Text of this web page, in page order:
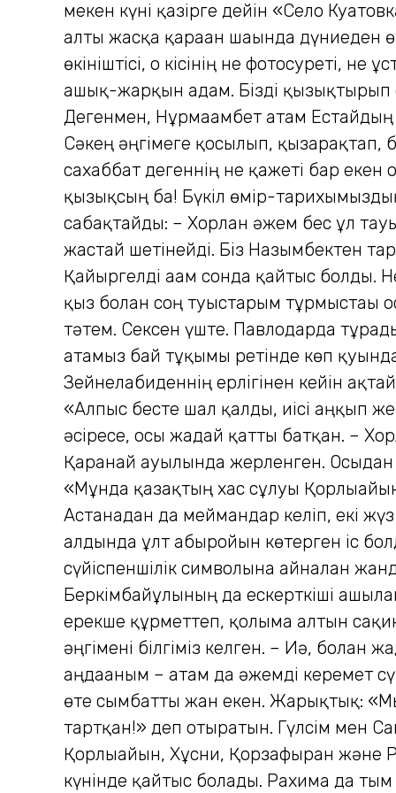
мекен күні қазірге дейін «Село
алты жасқа қараған шағында дүниеден
өкініштісі, о кісінің не фотосуреті,
ашық-жарқын адам. Бізді қызықтырып
Дегенмен, Нұрмағамбет атам Естайдың
Сәкең әңгімеге қосылып, қызарақтап,
сахаббат дегеннің не қажеті бар
қызықсың ба! Бүкіл өмір-
сабақтайды: – Хорлан әжем бес ұл
жастай шетінейді. Біз Назымбектен
Қайыргелді ағам сонда қайтыс болды.
қыз болған соң туыстарым тұрмыстағы
тәтем. Сексен үште. Павлодарда
атамыз бай тұқымы ретінде көп
Зейнелғабиденнің ерлігінен кейін
«Алпыс бесте шал қалды, иісі аңқып
әсіресе, осы жағдай қатты батқан. –
Қаранай ауылында жерленген. Осыдан
«Мұнда қазақтың хас сұлуы
Астанадан да меймандар келіп, екі
алдында ұлт абыройын көтерген іс
сүйіспеншілік символына айналған
Беркімбайұлының да ескерткіші
ерекше құрметтеп, қолыма алтын
әңгімені білгіміз келген. – Иә, болған
аңдағаным – атам да әжемді керемет
өте сымбатты жан екен. Жарықтық:
тартқан!» деп отыратын. Гүлсім мен
Қорлығайын, Хұсни, Қорзафыран және
күнінде қайтыс болады. Рахима да